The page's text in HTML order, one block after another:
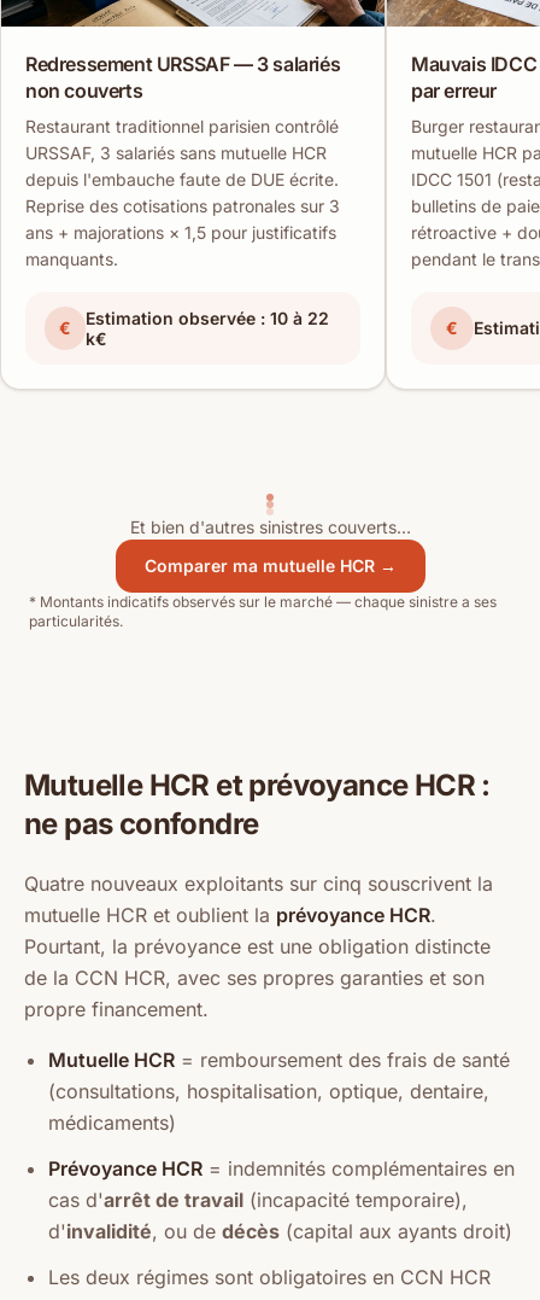
Redressement URSSAF — 3 salariés
non couverts
Restaurant traditionnel parisien contrôlé
URSSAF, 3 salariés sans mutuelle HCR
depuis l'embauche faute de DUE écrite.
Reprise des cotisations patronales sur 3
ans + majorations × 1,5 pour justificatifs
manquants.
€
Estimation observée : 10 à 22
k€
Mauvais
par erreur
Burger
mutuelle HCR
IDCC 1501
bulletins de
rétroactive +
pendant le
€
Et bien d'autres sinistres couverts…
Comparer ma mutuelle HCR →
* Montants indicatifs observés sur le marché — chaque sinistre a ses
particularités.
Mutuelle HCR et prévoyance HCR :
ne pas confondre
Quatre nouveaux exploitants sur cinq souscrivent la
mutuelle HCR et oublient la prévoyance HCR.
Pourtant, la prévoyance est une obligation distincte
de la CCN HCR, avec ses propres garanties et son
propre financement.
Mutuelle HCR = remboursement des frais de santé
(consultations, hospitalisation, optique, dentaire,
médicaments)
Prévoyance HCR = indemnités complémentaires en
cas d'arrêt de travail (incapacité temporaire),
d'invalidité, ou de décès (capital aux ayants droit)
Les deux régimes sont obligatoires en CCN HCR